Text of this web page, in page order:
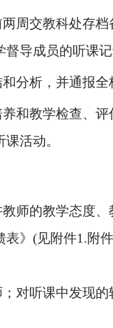
周交教科处存档
导成员的听课
分析，并通报全
和教学检查、
活动。
师的教学态度
表》(见附件1.附
对听课中发现